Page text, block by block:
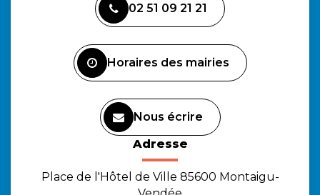
le
compte
le
compte
la
chaîne
02 51 09 21 21
Horaires des mairies
Nous écrire
Adresse
Place de l'Hôtel de Ville 85600 Montaigu-